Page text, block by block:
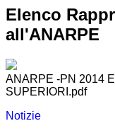
Elenco
all'ANARPE
ANARPE -PN 2014
SUPERIORI.pdf
Notizie